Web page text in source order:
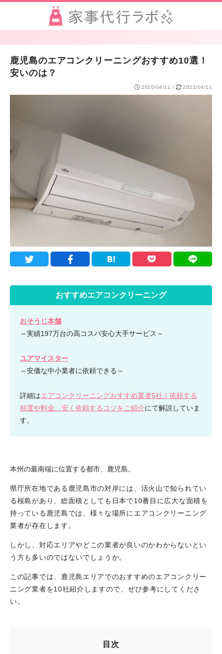
鹿児島のエアコンクリーニングおすすめ10選！
安いのは？
2020/04/11 / 2021/04/11
おすすめエアコンクリーニング
おそうじ本舗
～実績197万台の高コスパ安心大手サービス～
ユアマイスター
～安価な中小業者に依頼できる～
詳細はエアコンクリーニングおすすめ業者5社！依頼する
頻度や料金、安く依頼するコツをご紹介にて解説していま
す。
本州の最南端に位置する都市、鹿児島。
県庁所在地である鹿児島市の対岸には、活火山で知られてい
る桜島があり、総面積としても日本で10番目に広大な面積を
持っている鹿児島では、様々な場所にエアコンクリーニング
業者が存在します。
しかし、対応エリアやどこの業者が良いのかわからないとい
う方も多いのではないでしょうか。
この記事では、鹿児島エリアでのおすすめのエアコンクリー
ニング業者を10社紹介しますので、ぜひ参考にしてくださ
い。
目次